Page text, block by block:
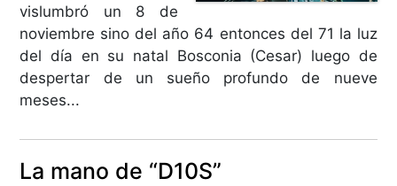
vislumbró un 8 de
noviembre sino del año 64 entonces del 71 la luz
del día en su natal Bosconia (Cesar) luego de
despertar de un sueño profundo de nueve
meses...
La mano de “D10S”